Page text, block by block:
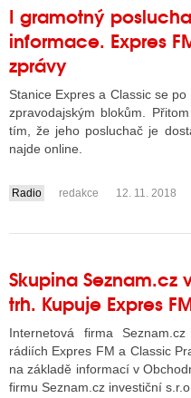
INTERNET
RÁDIA
STRÁNKY RÁDIÍ
STRÁNKY TV
TISK
STÁT BLOGEREM
BLOGERA
I gramotný
informace. Expres
zprávy
Stanice Expres a Classic se
zpravodajským blokům.
tím, že jeho posluchač je
najde online.
....
Radio redakce 12. 11. 2018
Skupina Seznam.cz
trh. Kupuje Expres
Internetová firma
rádiích Expres FM a Classic
na základě informací v
firmu Seznam.cz investiční s.r.o.